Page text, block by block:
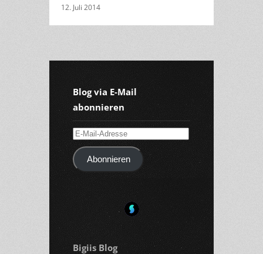
12. Juli 2014
Blog via E-Mail
abonnieren
E-
Mail-
AdresseAbonnieren
Bigiis Blog